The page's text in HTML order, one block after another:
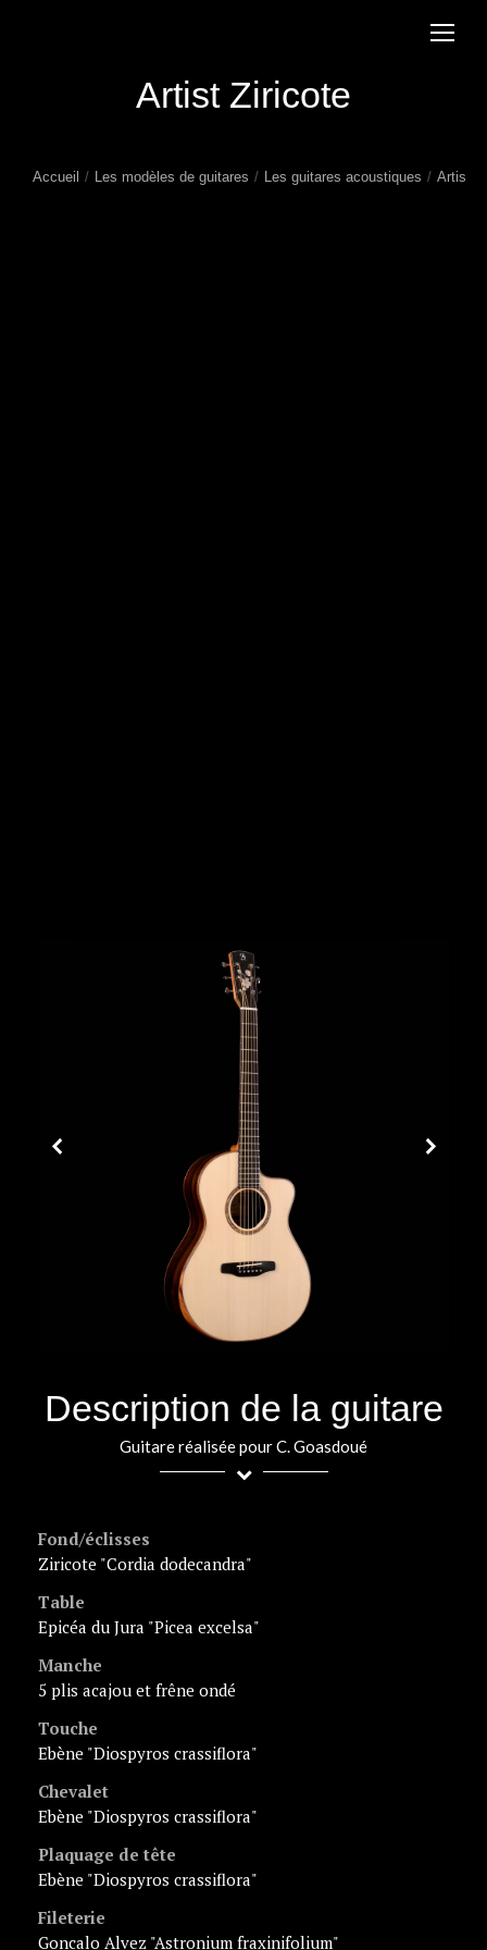
Artist Ziricote
Accueil Les modèles de guitares Les guitares acoustiques Artist
Description de la guitare
Guitare réalisée pour C. Goasdoué
Fond/éclisses
Ziricote "Cordia dodecandra"
Table
Epicéa du Jura "Picea excelsa"
Manche
5 plis acajou et frêne ondé
Touche
Ebène "Diospyros crassiflora"
Chevalet
Ebène "Diospyros crassiflora"
Plaquage de tête
Ebène "Diospyros crassiflora"
Fileterie
Goncalo Alvez "Astronium fraxinifolium"